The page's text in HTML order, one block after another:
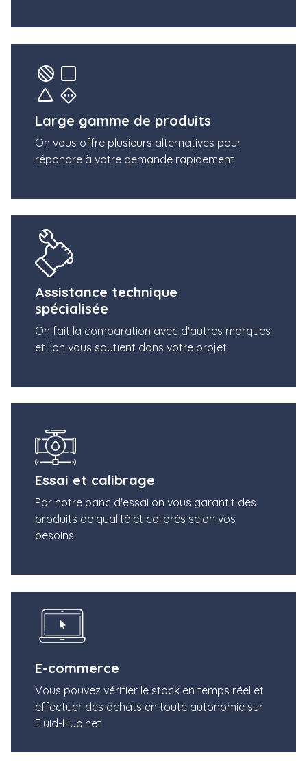
Large gamme de produits
On vous offre plusieurs alternatives pour
répondre à votre demande rapidement
Assistance technique
spécialisée
On fait la comparation avec d'autres marques
et l'on vous soutient dans votre projet
Essai et calibrage
Par notre banc d'essai on vous garantit des
produits de qualité et calibrés selon vos
besoins
E-commerce
Vous pouvez vérifier le stock en temps réel et
effectuer des achats en toute autonomie sur
Fluid-Hub.net